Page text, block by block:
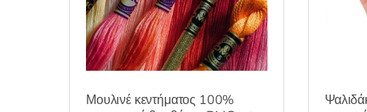
Μουλινέ κεντήματος 100%